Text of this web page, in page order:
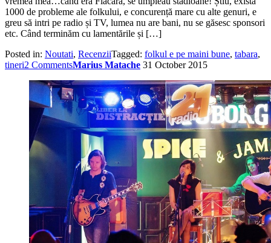
1000 de probleme ale folkului, e concurență mare cu alte genuri, e
greu să intri pe radio și TV, lumea nu are bani, nu se găsesc sponsori
etc. Când terminăm cu lamentările și […]
Posted in: Noutati, RecenziiTagged: folkul e pe maini bune, tabara,
tineri2 CommentsMarius Matache 31 October 2015